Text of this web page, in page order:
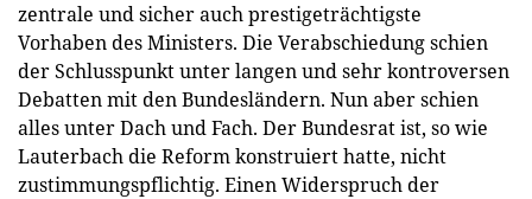
zentrale und sicher auch prestigeträchtigste
Vorhaben des Ministers. Die Verabschiedung schien
der Schlusspunkt unter langen und sehr kontroversen
Debatten mit den Bundesländern. Nun aber schien
alles unter Dach und Fach. Der Bundesrat ist, so wie
Lauterbach die Reform konstruiert hatte, nicht
zustimmungspflichtig. Einen Widerspruch der